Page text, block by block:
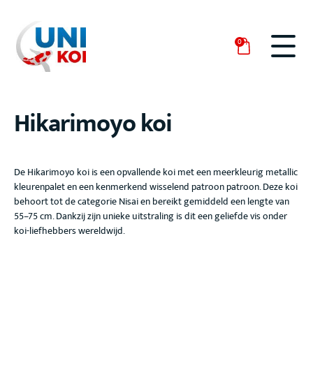
0
Hikarimoyo koi
De Hikarimoyo koi is een opvallende koi met een meerkleurig metallic
kleurenpalet en een kenmerkend wisselend patroonpatroon. Deze koi
behoort tot de categorie Nisaien bereikt gemiddeld een lengte van
55–75 cm. Dankzij zijn unieke uitstraling is dit een geliefde vis onder
koi-liefhebbers wereldwijd.